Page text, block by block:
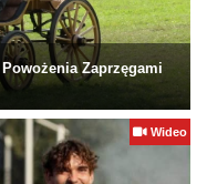
Zaprzęgami
Wideo